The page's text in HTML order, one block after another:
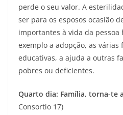
perde o seu valor. A
ser para os esposos ocasião
importantes à vida da pessoa
exemplo a adopção, as várias
educativas, a ajuda a outras
pobres ou deficientes.
Quarto dia: Família, torna-te
Consortio 17)